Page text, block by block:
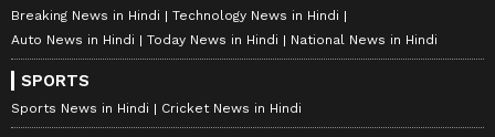
Breaking News in Hindi
Technology News in Hindi
Auto News in Hindi
Today News in Hindi National News in Hindi
SPORTS
Sports News in Hindi Cricket News in Hindi